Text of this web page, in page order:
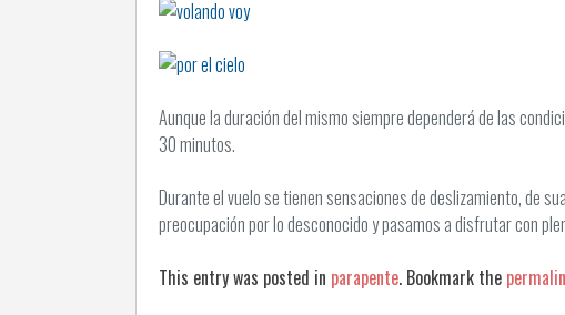
Aunque la duración del mismo siempre dependerá de las
30 minutos.
Durante el vuelo se tienen sensaciones de deslizamiento, de
preocupación por lo desconocido y pasamos a disfrutar con
This entry was posted in parapente. Bookmark the